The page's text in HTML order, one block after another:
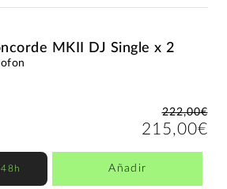
MKII DJ Single x 2
222,00€
215,00€
Añadir